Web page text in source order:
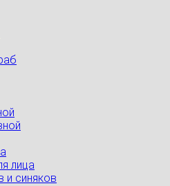
лица
и синяков